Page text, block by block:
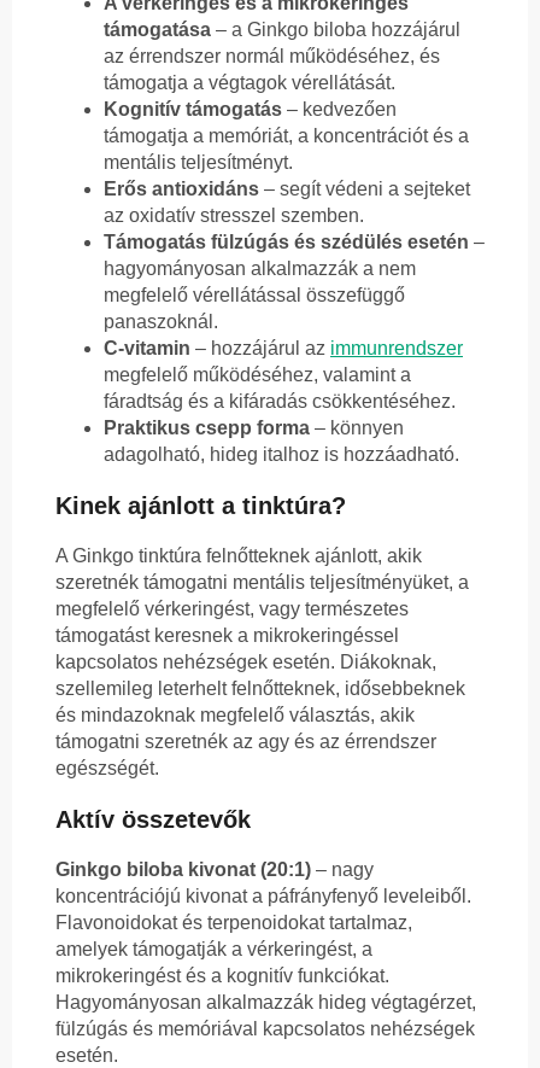
támogatása – a Ginkgo biloba hozzájárul
az érrendszer normál működéséhez, és
támogatja a végtagok vérellátását.
Kognitív támogatás – kedvezően
támogatja a memóriát, a koncentrációt és a
mentális teljesítményt.
Erős antioxidáns – segít védeni a sejteket
az oxidatív stresszel szemben.
Támogatás fülzúgás és szédülés esetén –
hagyományosan alkalmazzák a nem
megfelelő vérellátással összefüggő
panaszoknál.
C-vitamin – hozzájárul az immunrendszer
megfelelő működéséhez, valamint a
fáradtság és a kifáradás csökkentéséhez.
Praktikus csepp forma – könnyen
adagolható, hideg italhoz is hozzáadható.
Kinek ajánlott a tinktúra?
A Ginkgo tinktúra felnőtteknek ajánlott, akik
szeretnék támogatni mentális teljesítményüket, a
megfelelő vérkeringést, vagy természetes
támogatást keresnek a mikrokeringéssel
kapcsolatos nehézségek esetén. Diákoknak,
szellemileg leterhelt felnőtteknek, idősebbeknek
és mindazoknak megfelelő választás, akik
támogatni szeretnék az agy és az érrendszer
egészségét.
Aktív összetevők
Ginkgo biloba kivonat (20:1) – nagy
koncentrációjú kivonat a páfrányfenyő leveleiből.
Flavonoidokat és terpenoidokat tartalmaz,
amelyek támogatják a vérkeringést, a
mikrokeringést és a kognitív funkciókat.
Hagyományosan alkalmazzák hideg végtagérzet,
fülzúgás és memóriával kapcsolatos nehézségek
esetén.